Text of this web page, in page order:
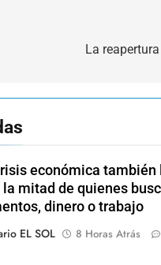
La
económica
mitad de quienes
dinero o trabajo
EL SOL
8 Horas Atrás